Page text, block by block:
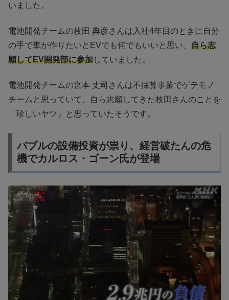
いました。
電池開発チームの枚田 典彦さんは入社4年目のときに自分
の手で車が作りたいとEVでも何でもいいと思い、 自ら志
願してEV開発部に参加していました。
電池開発チームの宮本 丈司さんは不採算事業でゲテモノ
チームと思っていて、自ら志願してきた枚田さんのことを
「珍しいヤツ」と思っていたそうです。
バブルの設備投資が祟り、経営破たんの危
機でカルロス・ゴーン氏が登場